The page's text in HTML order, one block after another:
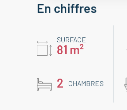
En chiffres
SURFACE
81 m²
2 CHAMBRES